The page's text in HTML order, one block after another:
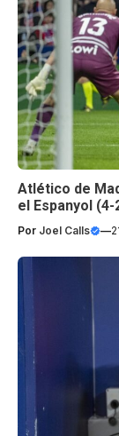
Atlético de
el Espanyol (4-
Por Joel Calls —